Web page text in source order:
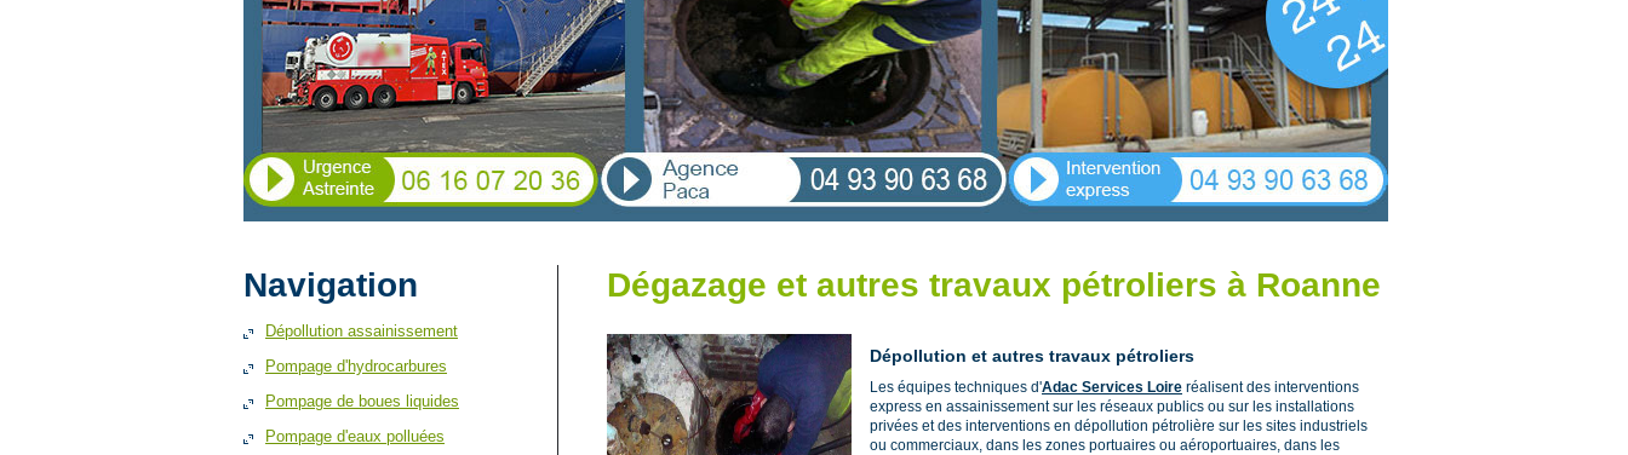
Navigation
Dépollution assainissement
Pompage d'hydrocarbures
Pompage de boues liquides
Pompage d'eaux polluées
Dégazage et autres travaux pétroliers à Roanne
Dépollution et autres travaux pétroliers
Les équipes techniques d'Adac Services Loire réalisent des interventions
express en assainissement sur les réseaux publics ou sur les installations
privées et des interventions en dépollution pétrolière sur les sites industriels
ou commerciaux, dans les zones portuaires ou aéroportuaires, dans les